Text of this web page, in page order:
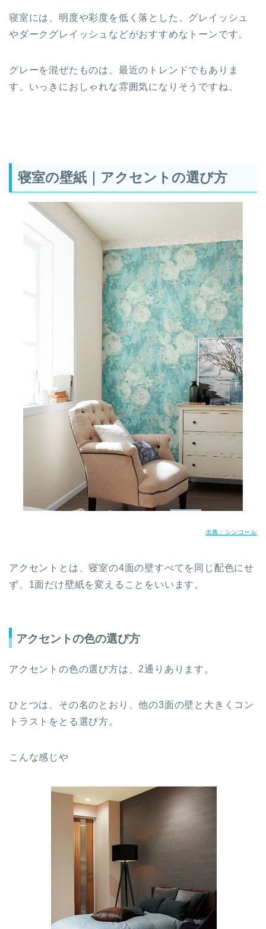
寝室には、明度や彩度を低く落とした、グレイッシュ
やダークグレイッシュなどがおすすめなトーンです。
グレーを混ぜたものは、最近のトレンドでもありま
す。いっきにおしゃれな雰囲気になりそうですね。
寝室の壁紙｜アクセントの選び方
出典：シンコール
アクセントとは、寝室の4面の壁すべてを同じ配色にせ
ず、1面だけ壁紙を変えることをいいます。
アクセントの色の選び方
アクセントの色の選び方は、2通りあります。
ひとつは、その名のとおり、他の3面の壁と大きくコン
トラストをとる選び方。
こんな感じや